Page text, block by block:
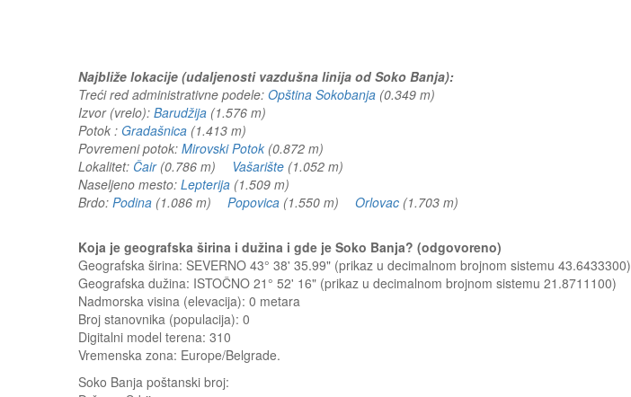
Najbliže lokacije (udaljenosti vazdušna linija od Soko Banja):
Treći red administrativne podele: Opština Sokobanja (0.349 m)
Izvor (vrelo): Barudžija (1.576 m)
Potok : Gradašnica (1.413 m)
Povremeni potok: Mirovski Potok (0.872 m)
Lokalitet: Čair(0.786 m) Vašarište (1.052 m)
Naseljeno mesto: Lepterija (1.509 m)
Brdo: Podina (1.086 m) Popovica (1.550 m) Orlovac (1.703 m)
Koja je geografska širina i dužina i gde je Soko Banja? (odgovoreno)
Geografska širina: SEVERNO 43° 38' 35.99" (prikaz u decimalnom brojnom sistemu 43.6433300)
Geografska dužina: ISTOČNO 21° 52' 16" (prikaz u decimalnom brojnom sistemu 21.8711100)
Nadmorska visina (elevacija): 0 metara
Broj stanovnika (populacija): 0
Digitalni model terena: 310
Vremenska zona: Europe/Belgrade.
Soko Banja poštanski broj: